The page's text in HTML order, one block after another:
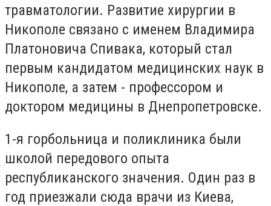
травматологии. Развитие хирургии в
Никополе связано с именем Владимира
Платоновича Спивака, который стал
первым кандидатом медицинских наук в
Никополе, а затем - профессором и
доктором медицины в Днепропетровске.
1-я горбольница и поликлиника были
школой передового опыта
республиканского значения. Один раз в
год приезжали сюда врачи из Киева,